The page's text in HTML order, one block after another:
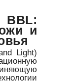
и
Light)